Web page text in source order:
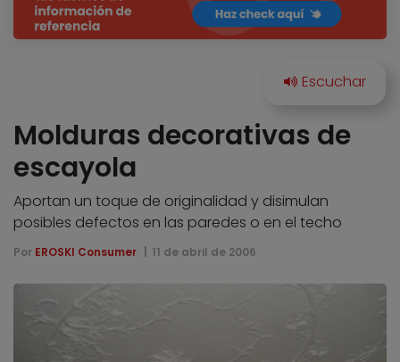
Molduras decorativas de
escayola
Aportan un toque de originalidad y disimulan
posibles defectos en las paredes o en el techo
Por EROSKI Consumer 11 de abril de 2006